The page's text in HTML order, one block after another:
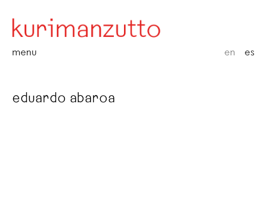
menu en es
eduardo abaroa